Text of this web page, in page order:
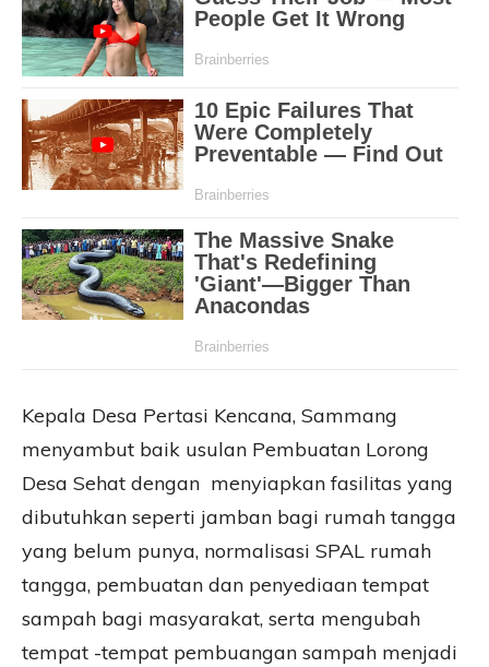
Kepala Desa Pertasi Kencana, Sammang
menyambut baik usulan Pembuatan Lorong
Desa Sehat dengan menyiapkan fasilitas yang
dibutuhkan seperti jamban bagi rumah tangga
yang belum punya, normalisasi SPAL rumah
tangga, pembuatan dan penyediaan tempat
sampah bagi masyarakat, serta mengubah
tempat -tempat pembuangan sampah menjadi